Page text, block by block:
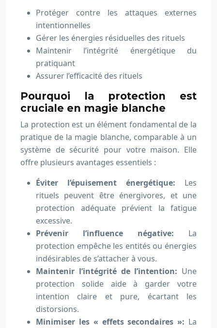
Protéger contre les attaques externes
intentionnelles
Gérer les énergies résiduelles des rituels
Maintenir l’intégrité énergétique du
pratiquant
Assurer l’efficacité des rituels
Pourquoi la protection est
cruciale en magie blanche
La protection est un élément fondamental de la
pratique de la magie blanche, comparable à un
système de sécurité pour votre maison. Elle
offre plusieurs avantages essentiels :
Éviter l’épuisement énergétique: Les
rituels peuvent être énergivores, et une
protection adéquate prévient la fatigue
excessive.
Prévenir l’influence négative: La
protection empêche les entités ou énergies
indésirables de s’attacher à vous.
Maintenir l’intégrité de l’intention: Une
protection solide aide à garder votre
intention claire et pure, écartant les
distorsions.
Minimiser les « effets secondaires »: La